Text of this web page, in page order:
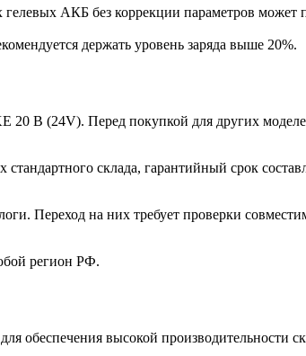
АКБ без коррекции параметров может
держать уровень заряда выше 20%.
20 B (24V). Перед покупкой для других
склада, гарантийный срок
Переход на них требует проверки
регион РФ.
высокой производительности